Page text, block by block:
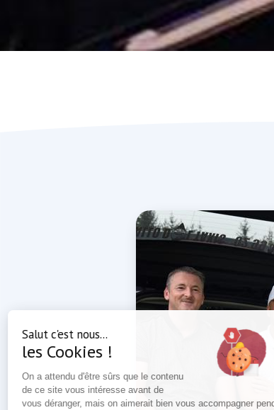
Salut c'est nous...
les Cookies !
On a attendu d'être sûrs que le contenu
de ce site vous intéresse avant de
vous déranger, mais on aimerait bien vous accompagner